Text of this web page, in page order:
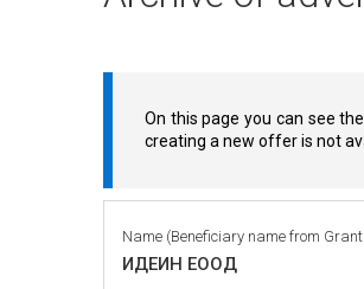
On this page you can see
creating a new offer is not
Name (Beneficiary name from
ИДЕИН ЕООД